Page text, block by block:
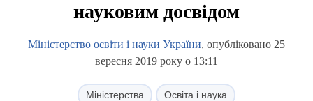
науковим досвідом
Міністерство освіти і науки України, опубліковано 25
вересня 2019 року о 13:11
Міністерства Освіта і наука